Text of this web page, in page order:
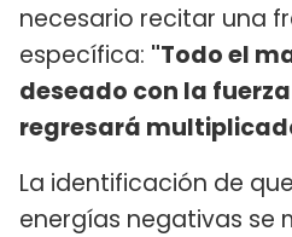
necesario recitar una
específica: "Todo el
deseado con la
regresará
La identificación de
energías negativas se